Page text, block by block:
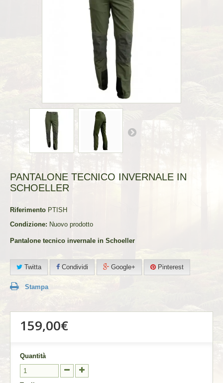
PANTALONE TECNICO INVERNALE IN
SCHOELLER
Riferimento PTISH
Condizione: Nuovo prodotto
Pantalone tecnico invernale in Schoeller
Twitta Condividi Google+ Pinterest
Stampa
159,00€
Quantità